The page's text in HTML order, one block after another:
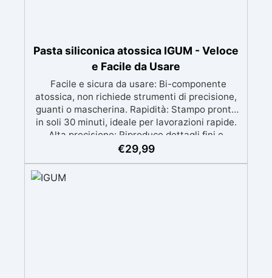
Pasta siliconica atossica IGUM - Veloce
e Facile da Usare
Facile e sicura da usare: Bi-componente
atossica, non richiede strumenti di precisione,
guanti o mascherina. Rapidità: Stampo pronto
in soli 30 minuti, ideale per lavorazioni rapide.
Alta precisione: Riproduce dettagli fini e
complessi con un risultato professionale.
metallo a basso punto di fusione, sapone e
cemento. Resistente e durevole: Consente oltre
€29,99